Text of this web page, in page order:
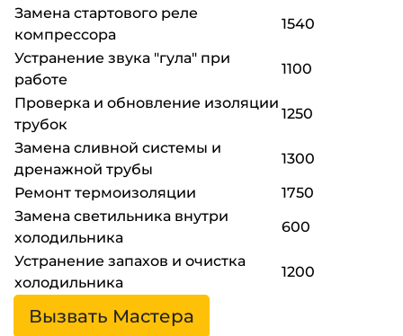
Замена стартового реле
компрессора
1540
Устранение звука "гула" при
работе
1100
Проверка и обновление изоляции
трубок
1250
Замена сливной системы и
дренажной трубы
1300
Ремонт термоизоляции
1750
Замена светильника внутри
холодильника
600
Устранение запахов и очистка
холодильника
1200
Вызвать Мастера